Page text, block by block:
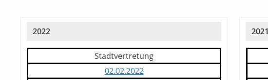
2022
Stadtvertretung
02.02.2022
2021